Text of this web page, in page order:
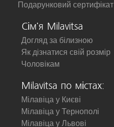
Подарунковий сертифікат
Сім'я Milavitsa
Догляд за білизною
Як дізнатися свій розмір
Чоловікам
Milavitsa по містах:
Мілавіца у Києві
Мілавіца у Тернополі
Мілавіца у Львові